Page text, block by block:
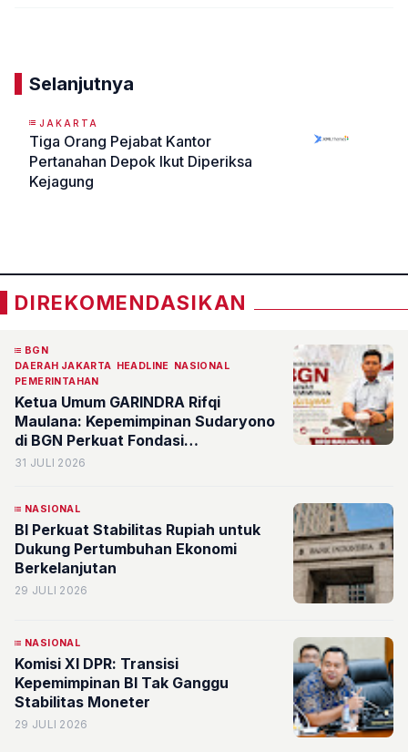
Selanjutnya
JAKARTA
Tiga Orang Pejabat Kantor
Pertanahan Depok Ikut Diperiksa
Kejagung
DIREKOMENDASIKAN
BGN
DAERAH JAKARTA
HEADLINE
NASIONAL
PEMERINTAHAN
Ketua Umum GARINDRA Rifqi
Maulana: Kepemimpinan Sudaryono
di BGN Perkuat Fondasi
Pembangunan Generasi Emas
31 JULI 2026
NASIONAL
BI Perkuat Stabilitas Rupiah untuk
Dukung Pertumbuhan Ekonomi
Berkelanjutan
29 JULI 2026
NASIONAL
Komisi XI DPR: Transisi
Kepemimpinan BI Tak Ganggu
Stabilitas Moneter
29 JULI 2026